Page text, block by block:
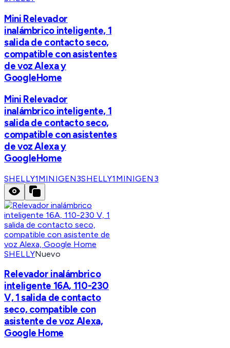
Mini Relevador
inalámbrico inteligente, 1
salida de contacto seco,
compatible con asistentes
de voz Alexa y
GoogleHome
Mini Relevador
inalámbrico inteligente, 1
salida de contacto seco,
compatible con asistentes
de voz Alexa y
GoogleHome
SHELLY1MINIGEN3SHELLY1MINIGEN3
SHELLYNuevo
Relevador inalámbrico
inteligente 16A, 110-230
V, 1 salida de contacto
seco, compatible con
asistente de voz Alexa,
Google Home